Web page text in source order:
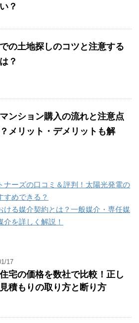
？
の土地探しのコツと注意する
？
ンション購入の流れと注意点
メリット・デメリットも解
ナーズの口コミ＆評判！太陽光発電の
すめできる？
ける媒介契約とは？一般媒介・専任媒
介を詳しく解説！
17
宅の価格を数社で比較！正し
積もりの取り方と断り方